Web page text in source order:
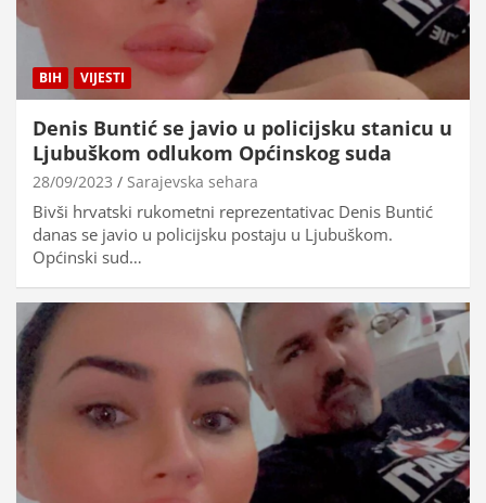
BIH VIJESTI
Denis Buntić se javio u policijsku stanicu u
Ljubuškom odlukom Općinskog suda
28/09/2023 Sarajevska sehara
Bivši hrvatski rukometni reprezentativac Denis Buntić
danas se javio u policijsku postaju u Ljubuškom.
Općinski sud…